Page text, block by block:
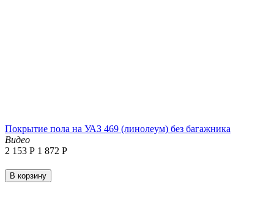
Покрытие пола на УАЗ 469 (линолеум) без багажника
Видео
2 153 Р 1 872 Р
В корзину